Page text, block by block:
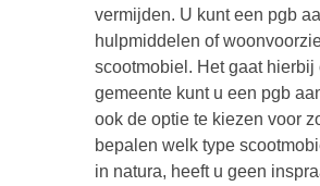
vermijden. U kunt een pgb
hulpmiddelen of
scootmobiel. Het gaat
gemeente kunt u een pgb
ook de optie te kiezen voor
bepalen welk type
in natura, heeft u geen